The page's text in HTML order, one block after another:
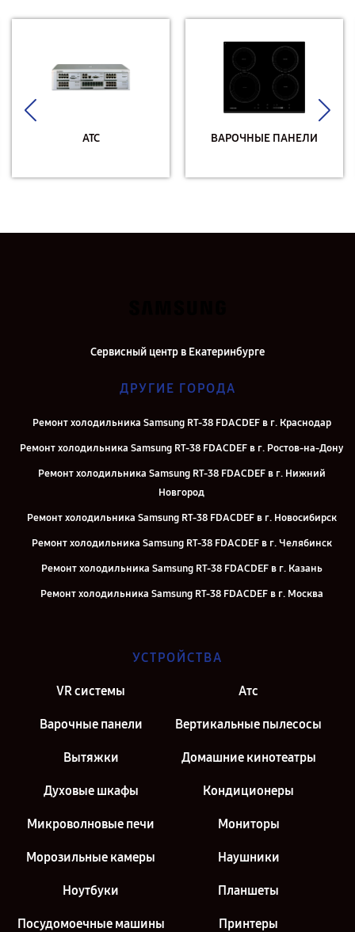
АТС ВАРОЧНЫЕ ПАНЕЛИ
Сервисный центр в Екатеринбурге
ДРУГИЕ ГОРОДА
Ремонт холодильника Samsung RT-38 FDACDEF в г. Краснодар
Ремонт холодильника Samsung RT-38 FDACDEF в г. Ростов-на-Дону
Ремонт холодильника Samsung RT-38 FDACDEF в г. Нижний
Новгород
Ремонт холодильника Samsung RT-38 FDACDEF в г. Новосибирск
Ремонт холодильника Samsung RT-38 FDACDEF в г. Челябинск
Ремонт холодильника Samsung RT-38 FDACDEF в г. Казань
Ремонт холодильника Samsung RT-38 FDACDEF в г. Москва
УСТРОЙСТВА
VR системы Атс
Варочные панели Вертикальные пылесосы
Вытяжки Домашние кинотеатры
Духовые шкафы Кондиционеры
Микроволновые печи Мониторы
Морозильные камеры Наушники
Ноутбуки Планшеты
Посудомоечные машины Принтеры